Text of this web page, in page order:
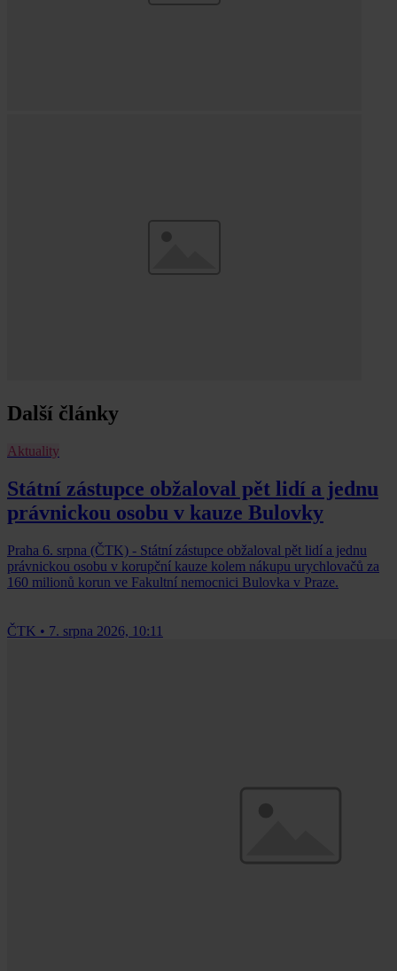
Další články
Aktuality
Státní zástupce obžaloval pět lidí a jednu
právnickou osobu v kauze Bulovky
Praha 6. srpna (ČTK) - Státní zástupce obžaloval pět lidí a jednu
právnickou osobu v korupční kauze kolem nákupu urychlovačů za
160 milionů korun ve Fakultní nemocnici Bulovka v Praze.
ČTK • 7. srpna 2026, 10:11